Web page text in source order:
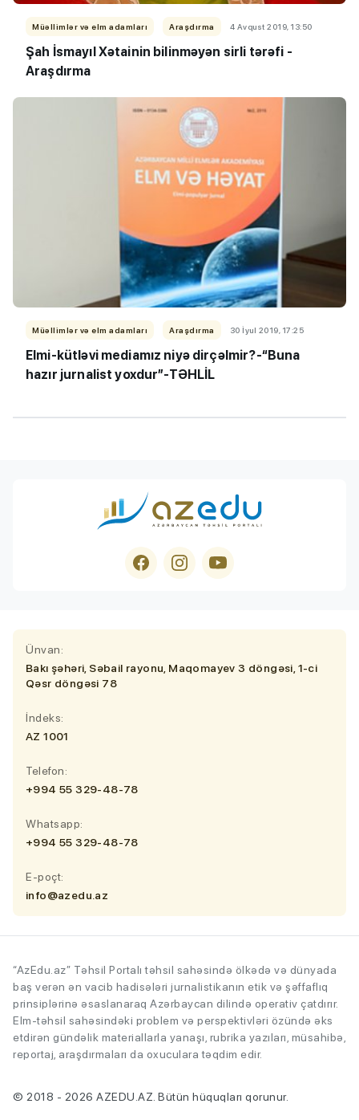
Müəllimlər və elm adamları Araşdırma 4 Avqust 2019, 13:50
Şah İsmayıl Xətainin bilinməyən sirli tərəfi -
Araşdırma
Müəllimlər və elm adamları Araşdırma 30 İyul 2019, 17:25
Elmi-kütləvi mediamız niyə dirçəlmir?-“Buna
hazır jurnalist yoxdur”-TƏHLİL
Ünvan:
Bakı şəhəri, Səbail rayonu, Maqomayev 3 döngəsi, 1-ci
Qəsr döngəsi 78
İndeks:
AZ 1001
Telefon:
+994 55 329-48-78
Whatsapp:
+994 55 329-48-78
E-poçt:
info@azedu.az
“AzEdu.az” Təhsil Portalı təhsil sahəsində ölkədə və dünyada
baş verən ən vacib hadisələri jurnalistikanın etik və şəffaflıq
prinsiplərinə əsaslanaraq Azərbaycan dilində operativ çatdırır.
Elm-təhsil sahəsindəki problem və perspektivləri özündə əks
etdirən gündəlik materiallarla yanaşı, rubrika yazıları, müsahibə,
reportaj, araşdırmaları da oxuculara təqdim edir.
© 2018 - 2026 AZEDU.AZ. Bütün hüquqları qorunur.